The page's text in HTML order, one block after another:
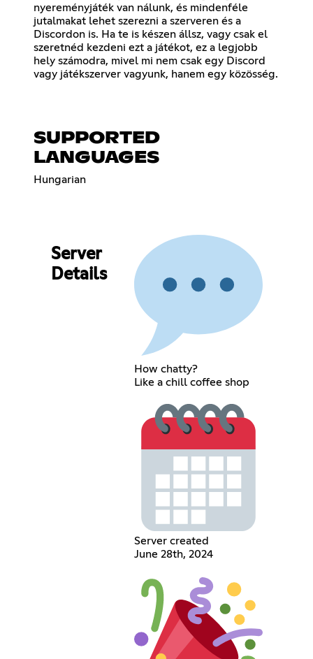
nyereményjáték van nálunk, és mindenféle
jutalmakat lehet szerezni a szerveren és a
Discordon is. Ha te is készen állsz, vagy csak el
szeretnéd kezdeni ezt a játékot, ez a legjobb
hely számodra, mivel mi nem csak egy Discord
vagy játékszerver vagyunk, hanem egy közösség.
SUPPORTED
LANGUAGES
Hungarian
Server
Details
How chatty?
Like a chill coffee shop
Server created
June 28th, 2024